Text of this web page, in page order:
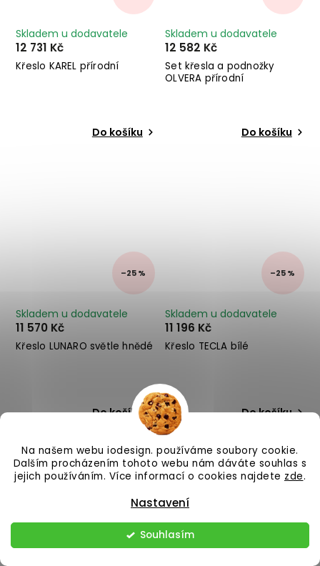
Na našem webu iodesign. používáme soubory cookie.
Dalším procházením tohoto webu nám dáváte souhlas s
jejich používáním. Více informací o cookies najdete zde.
Nastavení
Souhlasím
Křeslo KAREL přírodní
Skladem u dodavatele
12 731 Kč
Do košíku
Set křesla a podnožky
OLVERA přírodní
Skladem u dodavatele
12 582 Kč
Do košíku
–25 %
Křeslo LUNARO světle hnědé
Skladem u dodavatele
11 570 Kč
Do košíku
–25 %
Křeslo TECLA bílé
Skladem u dodavatele
11 196 Kč
Do košíku